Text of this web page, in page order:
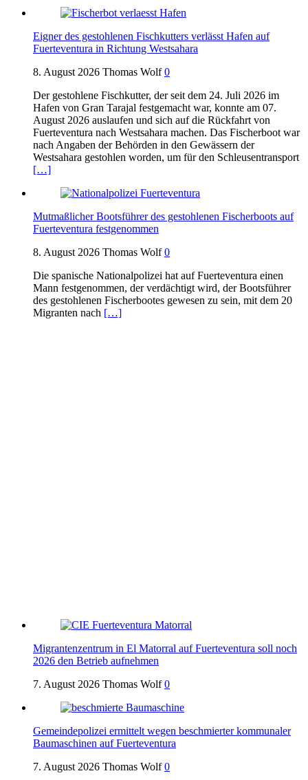
Eigner des gestohlenen Fischkutters verlässt Hafen auf
Fuerteventura in Richtung Westsahara
8. August 2026 Thomas Wolf 0
Der gestohlene Fischkutter, der seit dem 24. Juli 2026 im
Hafen von Gran Tarajal festgemacht war, konnte am 07.
August 2026 auslaufen und sich auf die Rückfahrt von
Fuerteventura nach Westsahara machen. Das Fischerboot war
nach Angaben der Behörden in den Gewässern der
Westsahara gestohlen worden, um für den Schleusentransport
[…]
Mutmaßlicher Bootsführer des gestohlenen Fischerboots auf
Fuerteventura festgenommen
8. August 2026 Thomas Wolf 0
Die spanische Nationalpolizei hat auf Fuerteventura einen
Mann festgenommen, der verdächtigt wird, der Bootsführer
des gestohlenen Fischerbootes gewesen zu sein, mit dem 20
Migranten nach […]
Migrantenzentrum in El Matorral auf Fuerteventura soll noch
2026 den Betrieb aufnehmen
7. August 2026 Thomas Wolf 0
Gemeindepolizei ermittelt wegen beschmierter kommunaler
Baumaschinen auf Fuerteventura
7. August 2026 Thomas Wolf 0